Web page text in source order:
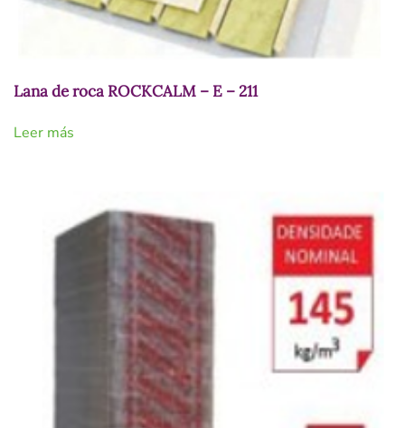
Lana de roca ROCKCALM – E – 211
Leer más